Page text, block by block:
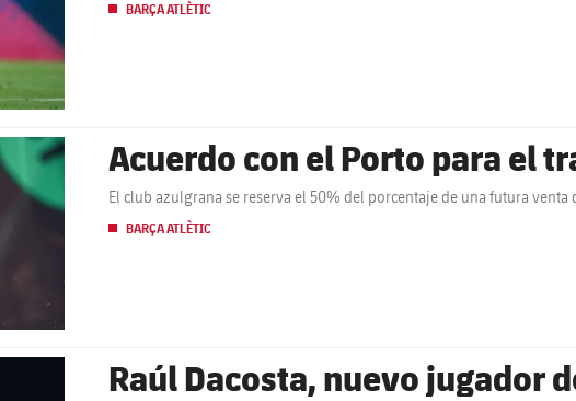
BARÇA ATLÈTIC
Acuerdo con el Porto para el
El club azulgrana se reserva el 50% del porcentaje de una futura venta
BARÇA ATLÈTIC
Raúl Dacosta, nuevo jugador